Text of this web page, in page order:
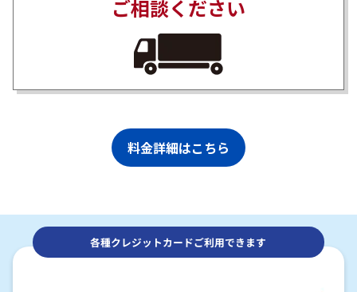
ご相談ください
料金詳細はこちら
各種クレジットカードご利用できます